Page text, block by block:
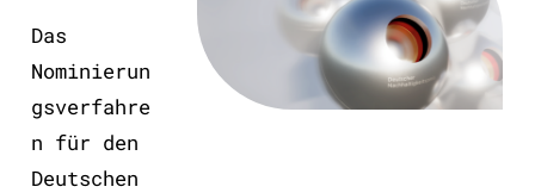
Das
Nominierun
gsverfahre
n für den
Deutschen